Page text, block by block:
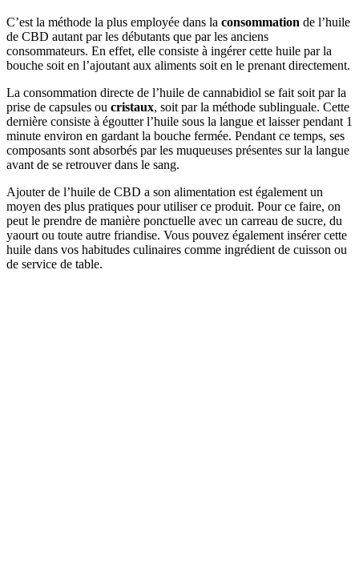
C’est la méthode la plus employée dans la consommation de l’huile
de CBD autant par les débutants que par les anciens
consommateurs. En effet, elle consiste à ingérer cette huile par la
bouche soit en l’ajoutant aux aliments soit en le prenant directement.
La consommation directe de l’huile de cannabidiol se fait soit par la
prise de capsules ou cristaux, soit par la méthode sublinguale. Cette
dernière consiste à égoutter l’huile sous la langue et laisser pendant 1
minute environ en gardant la bouche fermée. Pendant ce temps, ses
composants sont absorbés par les muqueuses présentes sur la langue
avant de se retrouver dans le sang.
Ajouter de l’huile de CBD a son alimentation est également un
moyen des plus pratiques pour utiliser ce produit. Pour ce faire, on
peut le prendre de manière ponctuelle avec un carreau de sucre, du
yaourt ou toute autre friandise. Vous pouvez également insérer cette
huile dans vos habitudes culinaires comme ingrédient de cuisson ou
de service de table.